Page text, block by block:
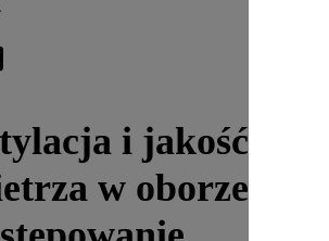
i jakość
w oborze